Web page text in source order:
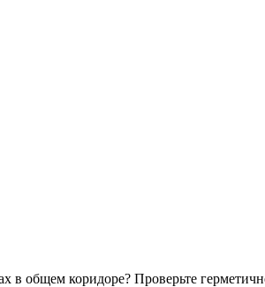
в общем коридоре? Проверьте